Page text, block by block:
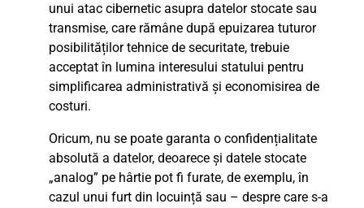
unui atac cibernetic asupra datelor stocate sau
transmise, care rămâne după epuizarea tuturor
posibilităților tehnice de securitate, trebuie
acceptat în lumina interesului statului pentru
simplificarea administrativă și economisirea de
costuri.
Oricum, nu se poate garanta o confidențialitate
absolută a datelor, deoarece și datele stocate
„analog” pe hârtie pot fi furate, de exemplu, în
cazul unui furt din locuință sau – despre care s-a